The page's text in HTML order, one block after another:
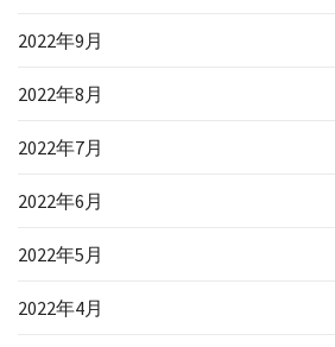
2022年9月
2022年8月
2022年7月
2022年6月
2022年5月
2022年4月